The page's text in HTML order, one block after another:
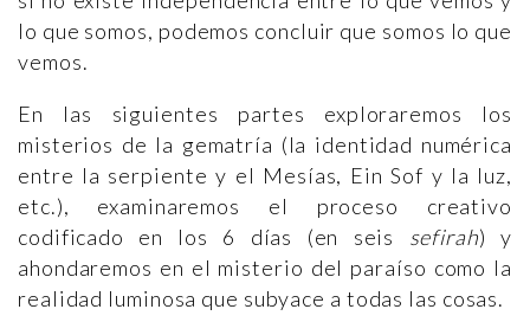
lo que somos, podemos concluir que somos lo que
vemos.
En las siguientes partes exploraremos los
misterios de la gematría (la identidad numérica
entre la serpiente y el Mesías, Ein Sof y la luz,
etc.), examinaremos el proceso creativo
codificado en los 6 días (en seis sefirah) y
ahondaremos en el misterio del paraíso como la
realidad luminosa que subyace a todas las cosas.